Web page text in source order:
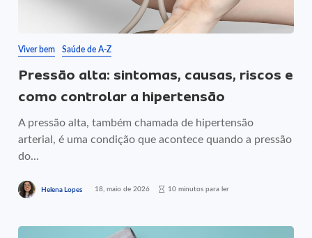
Viver bem Saúde de A-Z
Pressão alta: sintomas, causas, riscos e
como controlar a hipertensão
A pressão alta, também chamada de hipertensão
arterial, é uma condição que acontece quando a pressão
do...
Helena Lopes 18, maio de 2026 10 minutos para ler